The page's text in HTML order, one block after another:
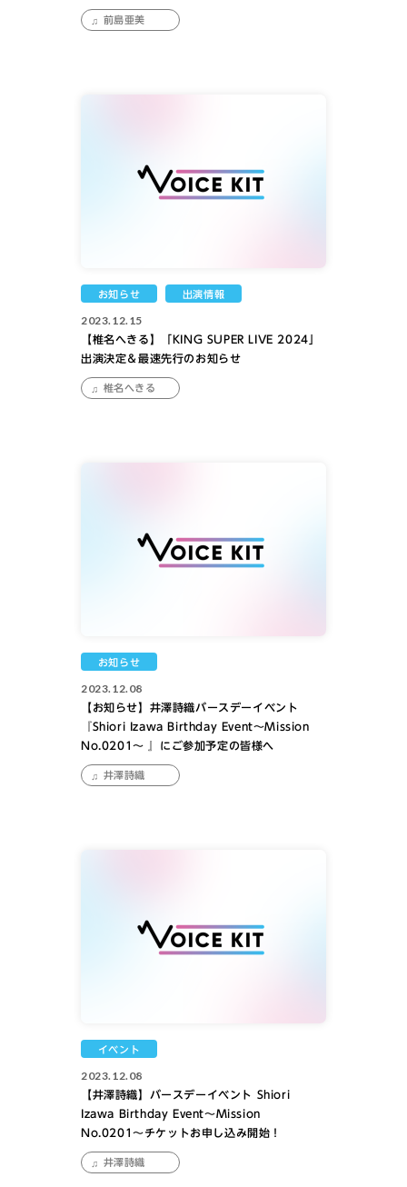
前島亜美
お知らせ 出演情報
2023.12.15
【椎名へきる】「KING SUPER LIVE 2024」
出演決定＆最速先行のお知らせ
椎名へきる
お知らせ
2023.12.08
【お知らせ】井澤詩織バースデーイベント
『Shiori Izawa Birthday Event〜Mission
No.0201〜 』にご参加予定の皆様へ
井澤詩織
イベント
2023.12.08
【井澤詩織】バースデーイベント Shiori
Izawa Birthday Event〜Mission
No.0201〜チケットお申し込み開始！
井澤詩織